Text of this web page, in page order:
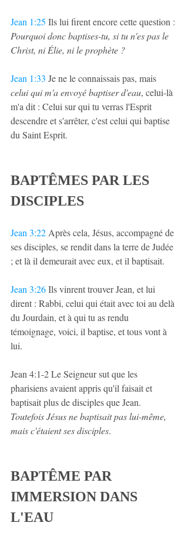
Jean 1:25 Ils lui firent encore cette question :
Pourquoi donc baptises-tu, si tu n'es pas le
Christ, ni Élie, ni le prophète ?
Jean 1:33 Je ne le connaissais pas, mais
celui qui m'a envoyé baptiser d'eau, celui-là
m'a dit : Celui sur qui tu verras l'Esprit
descendre et s'arrêter, c'est celui qui baptise
du Saint Esprit.
BAPTÊMES PAR LES
DISCIPLES
Jean 3:22 Après cela, Jésus, accompagné de
ses disciples, se rendit dans la terre de Judée
; et là il demeurait avec eux, et il baptisait.
Jean 3:26 Ils vinrent trouver Jean, et lui
dirent : Rabbi, celui qui était avec toi au delà
du Jourdain, et à qui tu as rendu
témoignage, voici, il baptise, et tous vont à
lui.
Jean 4:1-2 Le Seigneur sut que les
pharisiens avaient appris qu'il faisait et
baptisait plus de disciples que Jean.
Toutefois Jésus ne baptisait pas lui-même,
mais c'étaient ses disciples.
BAPTÊME PAR
IMMERSION DANS
L'EAU